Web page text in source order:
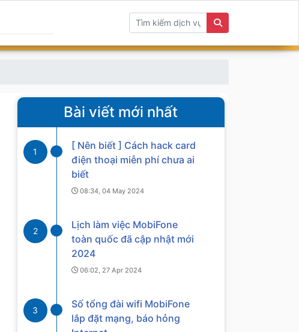
Bài viết mới nhất
1
[ Nên biết ] Cách hack card
điện thoại miễn phí chưa ai
biết
08:34, 04 May 2024
2
Lịch làm việc MobiFone
toàn quốc đã cập nhật mới
2024
06:02, 27 Apr 2024
3
Số tổng đài wifi MobiFone
lắp đặt mạng, báo hỏng